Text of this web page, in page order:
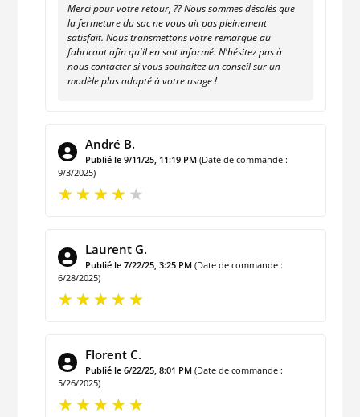
Merci pour votre retour, ?? Nous sommes désolés que
la fermeture du sac ne vous ait pas pleinement
satisfait. Nous transmettons votre remarque au
fabricant afin qu'il en soit informé. N'hésitez pas à
nous contacter si vous souhaitez un conseil sur un
modèle plus adapté à votre usage !
André B.
Publié le 9/11/25, 11:19 PM (Date de commande :
9/3/2025)
Laurent G.
Publié le 7/22/25, 3:25 PM (Date de commande :
6/28/2025)
Florent C.
Publié le 6/22/25, 8:01 PM (Date de commande :
5/26/2025)